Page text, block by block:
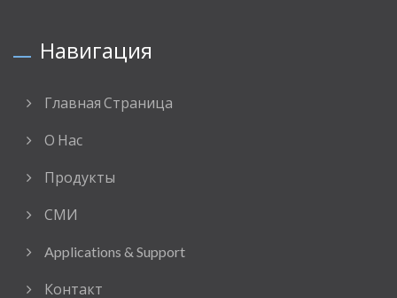
Навигация
Главная Страница
О Нас
Продукты
СМИ
Applications & Support
Контакт